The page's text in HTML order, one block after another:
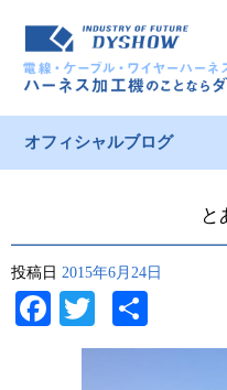
オフィシャルブログ
と
投稿日 2015年6月24日
Facebook
Twitter
有